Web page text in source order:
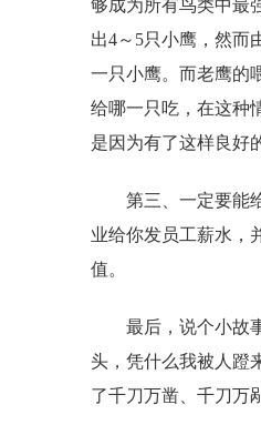
够成为所有鸟类中最
出4～5只小鹰，然而
一只小鹰。而老鹰的
给哪一只吃，在这种
是因为有了这样良好
第三、一定要能
业给你发员工薪水，
值。
最后，说个小故
头，凭什么我被人蹬
了千刀万凿、千刀万